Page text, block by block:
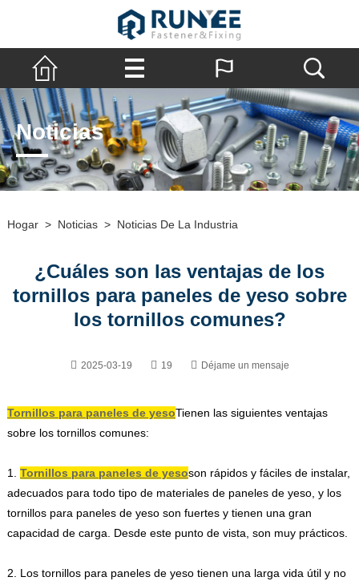
Noticias
Hogar > Noticias > Noticias De La Industria
¿Cuáles son las ventajas de los
tornillos para paneles de yeso sobre
los tornillos comunes?
2025-03-19 19 Déjame un mensaje
Tornillos para paneles de yesoTienen las siguientes ventajas
sobre los tornillos comunes:
1. Tornillos para paneles de yesoson rápidos y fáciles de instalar,
adecuados para todo tipo de materiales de paneles de yeso, y los
tornillos para paneles de yeso son fuertes y tienen una gran
capacidad de carga. Desde este punto de vista, son muy prácticos.
2. Los tornillos para paneles de yeso tienen una larga vida útil y no